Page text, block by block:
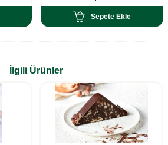
Sepete Ekle
İlgili Ürünler